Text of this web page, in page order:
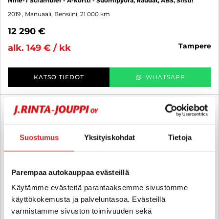
Suostumus Yksityiskohdat Tietoja
Parempaa autokauppaa evästeillä
Käytämme evästeitä parantaaksemme sivustomme
käyttökokemusta ja palveluntasoa. Evästeillä
varmistamme sivuston toimivuuden sekä
2019 , Manuaali, Bensiini, 21 000 km
12 290 €
alk. 149 € / kk
tampere
KATSO TIEDOT WHATSAPP
3 kk lyhennysvapaa